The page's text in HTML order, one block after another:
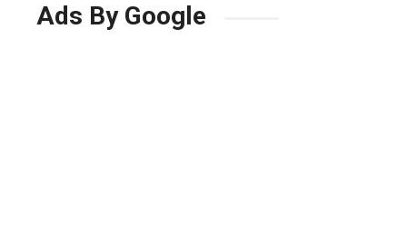
Ads By Google